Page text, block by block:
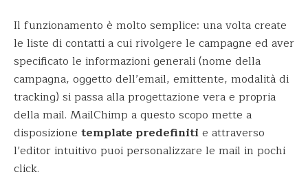
Il funzionamento è molto semplice: una volta create
le liste di contatti a cui rivolgere le campagne ed aver
specificato le informazioni generali (nome della
campagna, oggetto dell’email, emittente, modalità di
tracking) si passa alla progettazione vera e propria
della mail. MailChimp a questo scopo mette a
disposizione template predefinitie attraverso
l’editor intuitivo puoi personalizzare le mail in pochi
click.